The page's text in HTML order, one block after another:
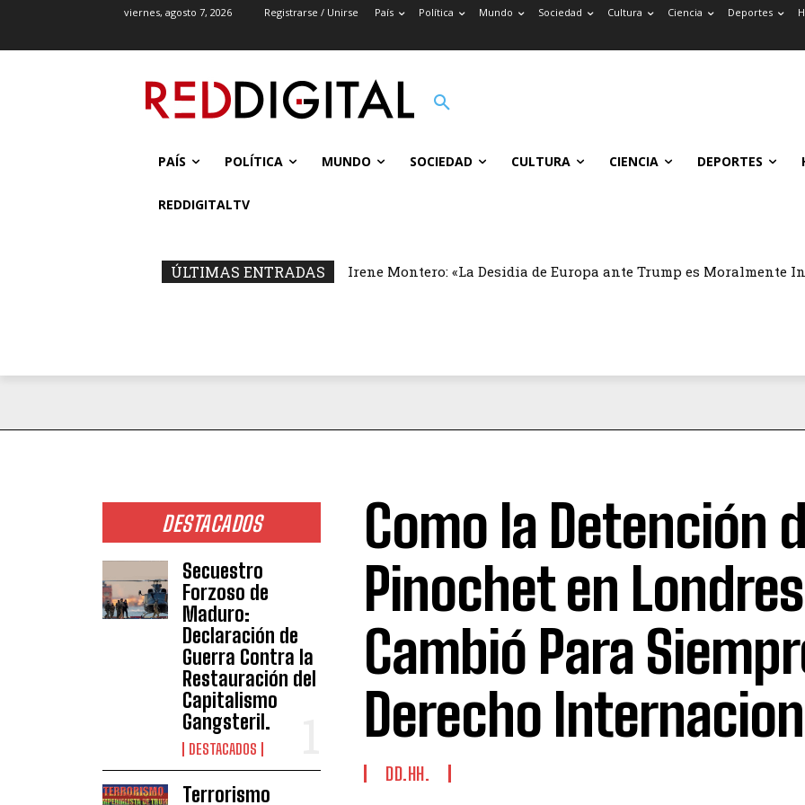
viernes, agosto 7, 2026 Registrarse / Unirse País Política Mundo Sociedad Cultura Ciencia Deportes
PAÍS POLÍTICA MUNDO SOCIEDAD CULTURA CIENCIA DEPORTES
REDDIGITALTV
ÚLTIMAS ENTRADAS Irene Montero: «La Desidia de Europa ante Trump es Moralmente
DESTACADOS
Secuestro
Forzoso de
Maduro:
Declaración de
Guerra Contra la
Restauración del
Capitalismo
Gangsteril.
DESTACADOS
Terrorismo
Como la Detención
Pinochet en Londres
Cambió Para
Derecho
DD.HH.